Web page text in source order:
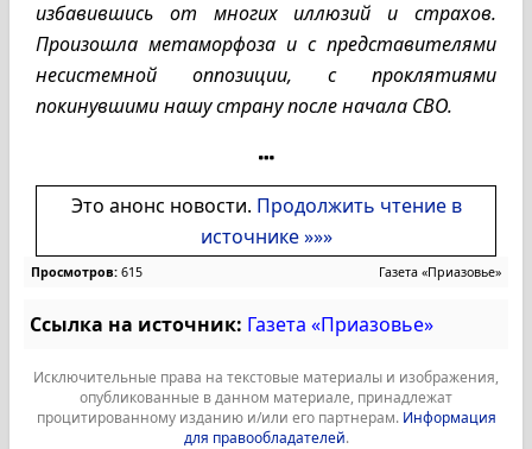
избавившись от многих иллюзий и страхов.
Произошла метаморфоза и с представителями
несистемной оппозиции, с проклятиями
покинувшими нашу страну после начала СВО.
Это анонс новости. Продолжить чтение в
источнике »»»
Просмотров: 615 Газета «Приазовье»
Ссылка на источник: Газета «Приазовье»
Исключительные права на текстовые материалы и изображения,
опубликованные в данном материале, принадлежат
процитированному изданию и/или его партнерам. Информация
для правообладателей.